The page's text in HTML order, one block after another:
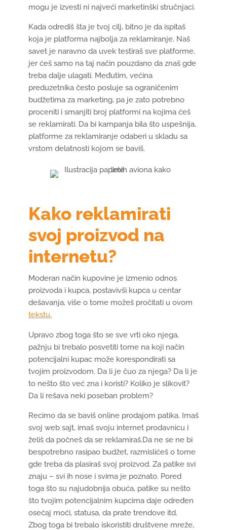
mogu je izvesti ni najveći marketinški stručnjaci.
Kada odrediš šta je tvoj cilj, bitno je da ispitaš
koja je platforma najbolja za reklamiranje. Naš
savet je naravno da uvek testiraš sve platforme,
jer ćeš samo na taj način pouzdano da znaš gde
treba dalje ulagati. Međutim, većina
preduzetnika često posluje sa ograničenim
budžetima za marketing, pa je zato potrebno
proceniti i smanjiti broj platformi na kojima ćeš
se reklamirati. Da bi kampanja bila što uspešnija,
platforme za reklamiranje odaberi u skladu sa
vrstom delatnosti kojom se baviš.
Kako reklamirati
svoj proizvod na
internetu?
Moderan način kupovine je izmenio odnos
proizvoda i kupca, postavivši kupca u centar
dešavanja, više o tome možeš pročitati u ovom
tekstu.
Upravo zbog toga što se sve vrti oko njega,
pažnju bi trebalo posvetiti tome na koji način
potencijalni kupac može korespondirati sa
tvojim proizvodom. Da li je čuo za njega? Da li je
to nešto što već zna i koristi? Koliko je slikovit?
Da li rešava neki poseban problem?
Recimo da se baviš online prodajom patika. Imaš
svoj web sajt, imaš svoju internet prodavnicu i
želiš da počneš da se reklamiraš.Da ne se ne bi
bespotrebno rasipao budžet, razmislićeš o tome
gde treba da plasiraš svoj proizvod. Za patike svi
znaju – svi ih nose i svima je poznato. Pored
toga što su najudobnija obuća, patike su nešto
što tvojim potencijalnim kupcima daje određen
osećaj moći, statusa, da prate trendove itd.
Zbog toga bi trebalo iskoristiti društvene mreže,